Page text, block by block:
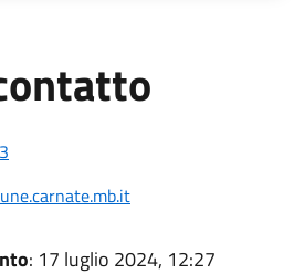
: 17 luglio 2024, 12:27